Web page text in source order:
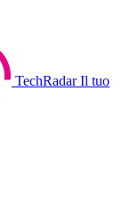
TechRadar Il tuo